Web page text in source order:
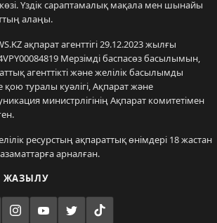
Үздік сараптамалық мақала мен шынайы
алаңы.
ақпарат агенттігі 29.12.2023 жылғы
Мерзімді баспасөз басылымын,
агенттікті және желілік басылымды
қою туралы куәлігі, Ақпарат және
министрлігінің Ақпарат комитетімен
ресурстың ақпараттық өнімдері 18 жастан
арналған.
ЖАЗЫЛУ